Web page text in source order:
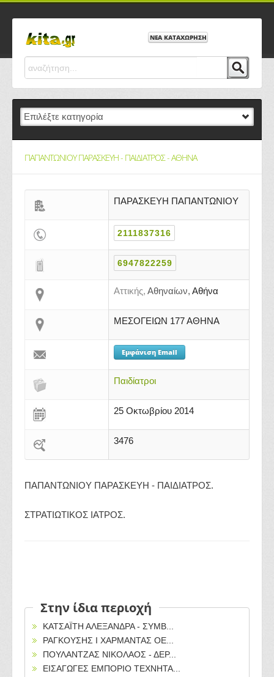
ΝΕΑ ΚΑΤΑΧΩΡΗΣΗ
ΠΑΠΑΝΤΩΝΙΟΥ ΠΑΡΑΣΚΕΥΗ - ΠΑΙΔΙΑΤΡΟΣ - ΑΘΗΝΑ
ΠΑΡΑΣΚΕΥΗ ΠΑΠΑΝΤΩΝΙΟΥ
2111837316
6947822259
Αττικής, Αθηναίων, Αθήνα
ΜΕΣΟΓΕΙΩΝ 177 ΑΘΗΝΑ
Εμφάνιση Email
Παιδίατροι
25 Οκτωβρίου 2014
3476
ΠΑΠΑΝΤΩΝΙΟΥ ΠΑΡΑΣΚΕΥΗ - ΠΑΙΔΙΑΤΡΟΣ.
ΣΤΡΑΤΙΩΤΙΚΟΣ ΙΑΤΡΟΣ.
Στην ίδια περιοχή
ΚΑΤΣΑΪΤΗ ΑΛΕΞΑΝΔΡΑ - ΣΥΜΒ...
ΡΑΓΚΟΥΣΗΣ Ι ΧΑΡΜΑΝΤΑΣ ΟΕ...
ΠΟΥΛΑΝΤΖΑΣ ΝΙΚΟΛΑΟΣ - ΔΕΡ...
ΕΙΣΑΓΩΓΕΣ ΕΜΠΟΡΙΟ ΤΕΧΝΗΤΑ...